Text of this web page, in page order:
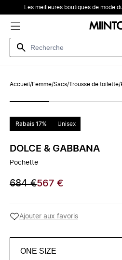
Les meilleures boutiques de mode
Accueil /Femme/Sacs/Trousse de toilette/
Rabais 17% Unisex
DOLCE & GABBANA
Pochette
684 €567 €
Ajouter aux favoris
ONE SIZE